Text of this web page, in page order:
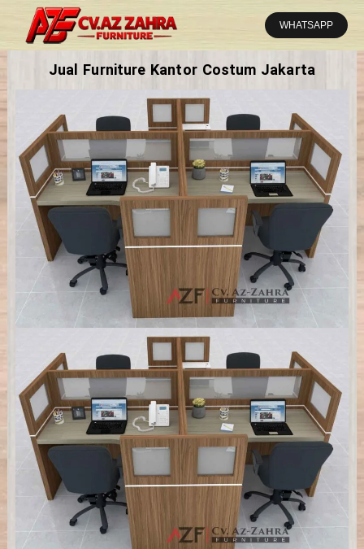
Lewati
konten
WHATSAPP
Jual Furniture Kantor Costum Jakarta